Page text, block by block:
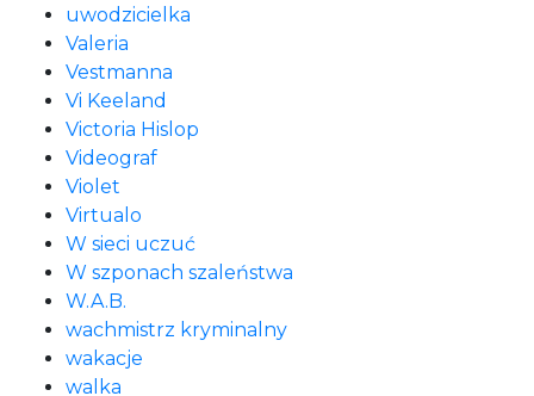
uwodzicielka
Valeria
Vestmanna
Vi Keeland
Victoria Hislop
Videograf
Violet
Virtualo
W sieci uczuć
W szponach szaleństwa
W.A.B.
wachmistrz kryminalny
wakacje
walka